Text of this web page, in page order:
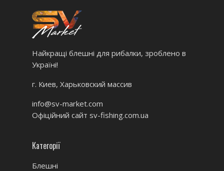
Найкращі блешні для рибалки, зроблено в
Україні!
г. Киев, Харьковский массив
info@sv-market.com
Офіційний сайт sv-fishing.com.ua
Категорії
Блешні